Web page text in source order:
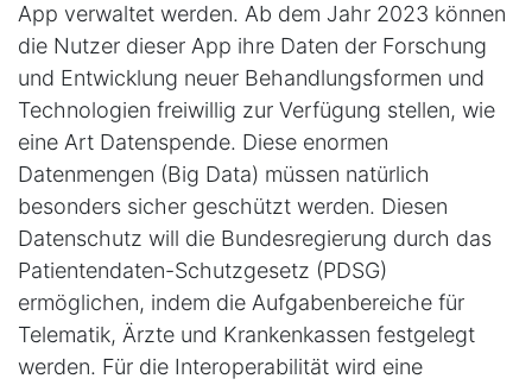
App verwaltet werden. Ab dem Jahr 2023 können
die Nutzer dieser App ihre Daten der Forschung
und Entwicklung neuer Behandlungsformen und
Technologien freiwillig zur Verfügung stellen, wie
eine Art Datenspende. Diese enormen
Datenmengen (Big Data) müssen natürlich
besonders sicher geschützt werden. Diesen
Datenschutz will die Bundesregierung durch das
Patientendaten-Schutzgesetz (PDSG)
ermöglichen, indem die Aufgabenbereiche für
Telematik, Ärzte und Krankenkassen festgelegt
werden. Für die Interoperabilität wird eine